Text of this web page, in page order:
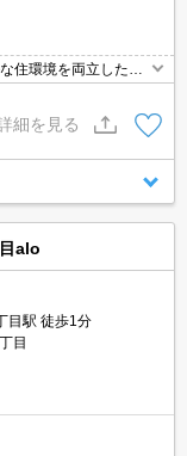
住環境を両立した、
暮らせる上質な都市
。2人入居可猫3匹、
細を見る
alo
目駅 徒歩1分
目